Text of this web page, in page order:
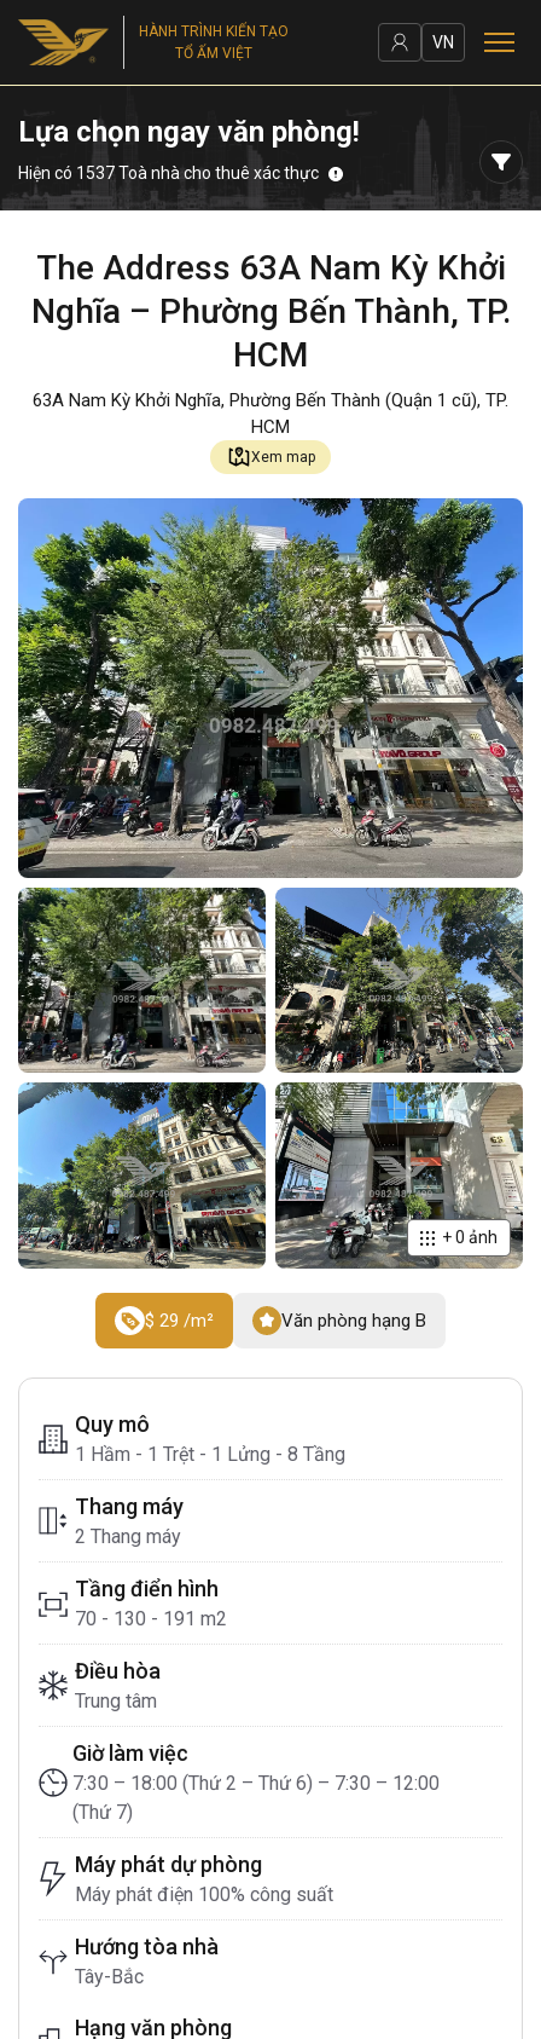
HÀNH TRÌNH KIẾN TẠO
TỔ ẤM VIỆT
VN
Lựa chọn ngay văn phòng!
Hiện có 1537 Toà nhà cho thuê xác thực
The Address 63A Nam Kỳ Khởi
Nghĩa – Phường Bến Thành, TP.
HCM
63A Nam Kỳ Khởi Nghĩa, Phường Bến Thành (Quận 1 cũ), TP.
HCM
Xem map
+0 ảnh
$ 29 /m² Văn phòng hạng B
Quy mô
1 Hầm - 1 Trệt - 1 Lửng - 8 Tầng
Thang máy
2 Thang máy
Tầng điển hình
70 - 130 - 191 m2
Điều hòa
Trung tâm
Giờ làm việc
7:30 – 18:00 (Thứ 2 – Thứ 6) – 7:30 – 12:00
(Thứ 7)
Máy phát dự phòng
Máy phát điện 100% công suất
Hướng tòa nhà
Tây-Bắc
Hạng văn phòng